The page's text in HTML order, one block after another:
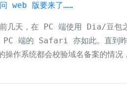
web 版要来了……
几天，在 PC 端使用 Dia/豆包
PC 端的 Safari 亦如此。直到昨
作系统都会校验域名备案的情